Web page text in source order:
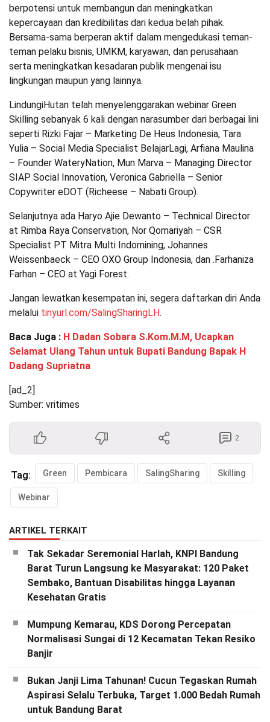
berpotensi untuk membangun dan meningkatkan
kepercayaan dan kredibilitas dari kedua belah pihak.
Bersama-sama berperan aktif dalam mengedukasi teman-
teman pelaku bisnis, UMKM, karyawan, dan perusahaan
serta meningkatkan kesadaran publik mengenai isu
lingkungan maupun yang lainnya.
LindungiHutan telah menyelenggarakan webinar Green
Skilling sebanyak 6 kali dengan narasumber dari berbagai lini
seperti Rizki Fajar – Marketing De Heus Indonesia, Tara
Yulia – Social Media Specialist BelajarLagi, Arfiana Maulina
– Founder WateryNation, Mun Marva – Managing Director
SIAP Social Innovation, Veronica Gabriella – Senior
Copywriter eDOT (Richeese – Nabati Group).
Selanjutnya ada Haryo Ajie Dewanto – Technical Director
at Rimba Raya Conservation, Nor Qomariyah – CSR
Specialist PT Mitra Multi Indomining, Johannes
Weissenbaeck – CEO OXO Group Indonesia, dan .Farhaniza
Farhan – CEO at Yagi Forest.
Jangan lewatkan kesempatan ini, segera daftarkan diri Anda
melalui tinyurl.com/SalingSharingLH.
Baca Juga : H Dadan Sobara S.Kom.M.M, Ucapkan
Selamat Ulang Tahun untuk Bupati Bandung Bapak H
Dadang Supriatna
[ad_2]
Sumber: vritimes
2
Tag: Green Pembicara SalingSharing Skilling
Webinar
ARTIKEL TERKAIT
Tak Sekadar Seremonial Harlah, KNPI Bandung
Barat Turun Langsung ke Masyarakat: 120 Paket
Sembako, Bantuan Disabilitas hingga Layanan
Kesehatan Gratis
Mumpung Kemarau, KDS Dorong Percepatan
Normalisasi Sungai di 12 Kecamatan Tekan Resiko
Banjir
Bukan Janji Lima Tahunan! Cucun Tegaskan Rumah
Aspirasi Selalu Terbuka, Target 1.000 Bedah Rumah
untuk Bandung Barat